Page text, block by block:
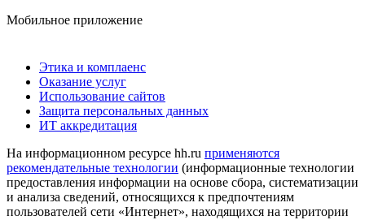
Мобильное приложение
Этика и комплаенс
Оказание услуг
Использование сайтов
Защита персональных данных
ИТ аккредитация
На информационном ресурсе hh.ru применяются
рекомендательные технологии (информационные технологии
предоставления информации на основе сбора, систематизации
и анализа сведений, относящихся к предпочтениям
пользователей сети «Интернет», находящихся на территории